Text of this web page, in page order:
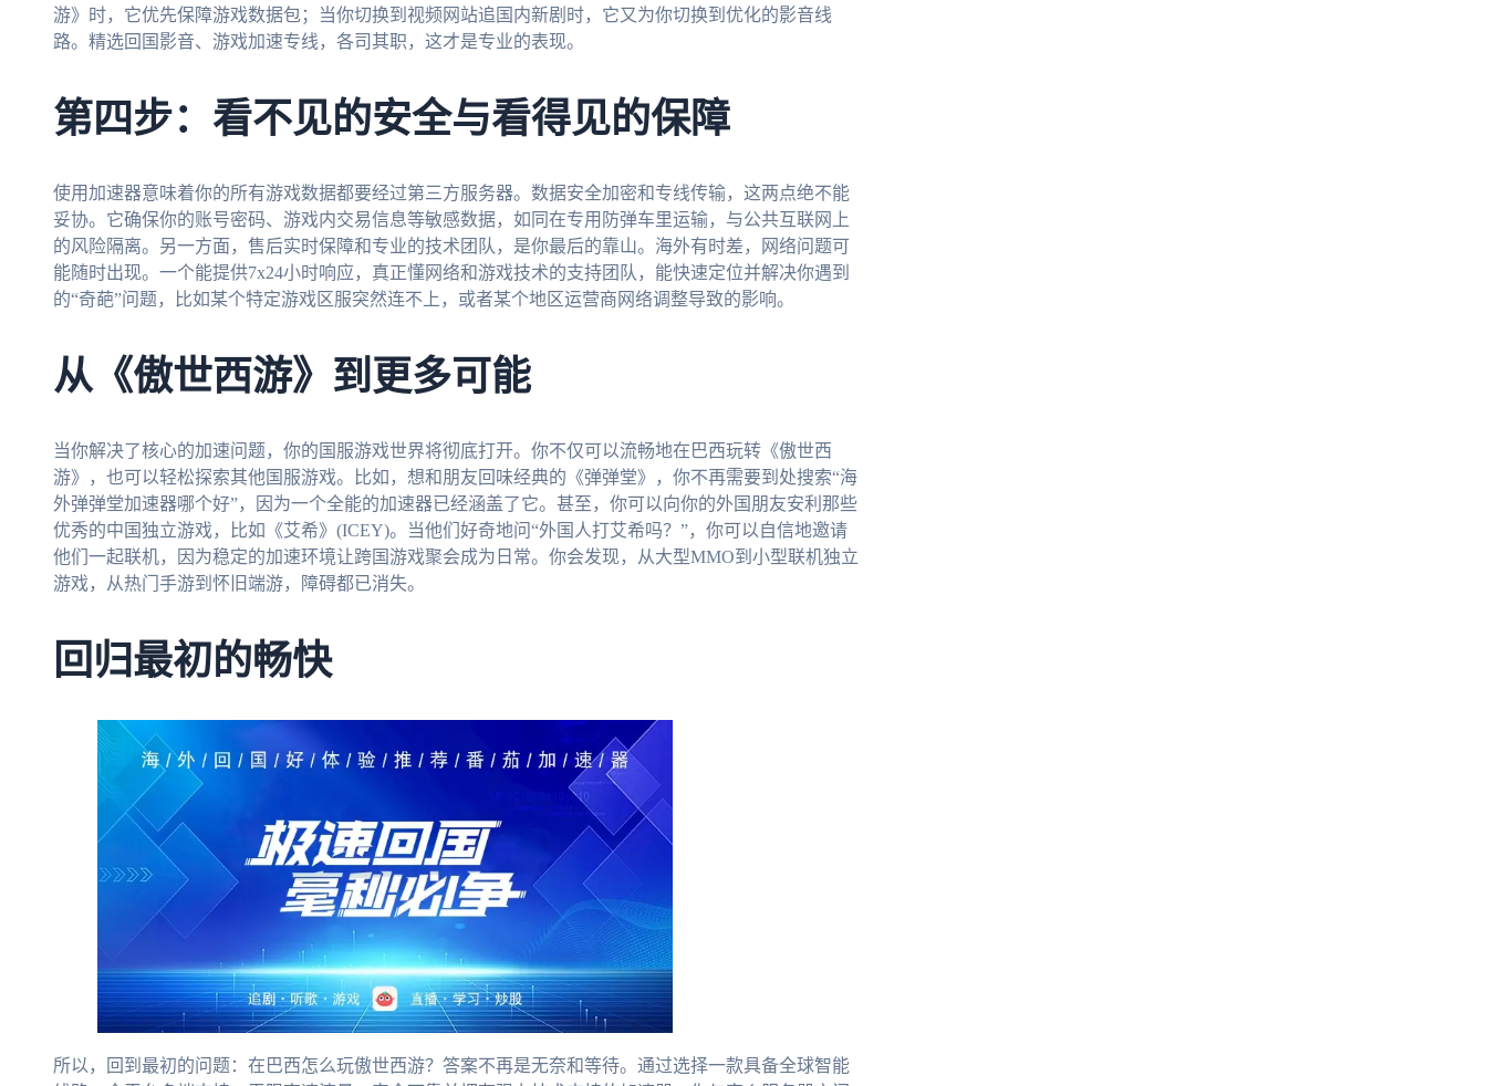
游》时，它优先保障游戏数据包；当你切换到视频网站追国内新剧时，它又为你切换到优化的影音线
路。精选回国影音、游戏加速专线，各司其职，这才是专业的表现。
第四步：看不见的安全与看得见的保障
使用加速器意味着你的所有游戏数据都要经过第三方服务器。数据安全加密和专线传输，这两点绝不能
妥协。它确保你的账号密码、游戏内交易信息等敏感数据，如同在专用防弹车里运输，与公共互联网上
的风险隔离。另一方面，售后实时保障和专业的技术团队，是你最后的靠山。海外有时差，网络问题可
能随时出现。一个能提供7x24小时响应，真正懂网络和游戏技术的支持团队，能快速定位并解决你遇到
的“奇葩”问题，比如某个特定游戏区服突然连不上，或者某个地区运营商网络调整导致的影响。
从《傲世西游》到更多可能
当你解决了核心的加速问题，你的国服游戏世界将彻底打开。你不仅可以流畅地在巴西玩转《傲世西
游》，也可以轻松探索其他国服游戏。比如，想和朋友回味经典的《弹弹堂》，你不再需要到处搜索“海
外弹弹堂加速器哪个好”，因为一个全能的加速器已经涵盖了它。甚至，你可以向你的外国朋友安利那些
优秀的中国独立游戏，比如《艾希》(ICEY)。当他们好奇地问“外国人打艾希吗？”，你可以自信地邀请
他们一起联机，因为稳定的加速环境让跨国游戏聚会成为日常。你会发现，从大型MMO到小型联机独立
游戏，从热门手游到怀旧端游，障碍都已消失。
回归最初的畅快
所以，回到最初的问题：在巴西怎么玩傲世西游？答案不再是无奈和等待。通过选择一款具备全球智能